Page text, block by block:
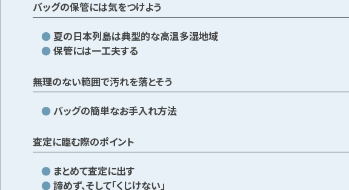
バッグの保管には気をつけよう
夏の日本列島は典型的な高温多湿地域
保管には一工夫する
無理のない範囲で汚れを落とそう
バッグの簡単なお手入れ方法
査定に臨む際のポイント
まとめて査定に出す
諦めず、そして「くじけない」